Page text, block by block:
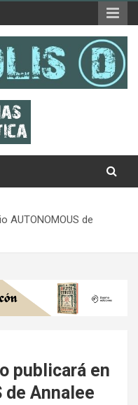
AUTONOMOUS de
publicará en
de Annalee